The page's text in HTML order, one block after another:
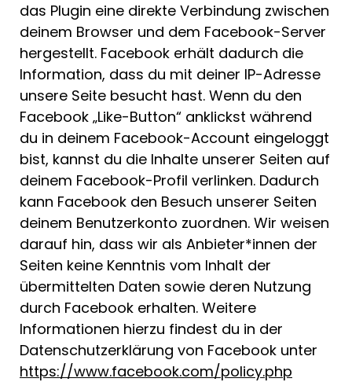
das Plugin eine direkte Verbindung zwischen
deinem Browser und dem Facebook-Server
hergestellt. Facebook erhält dadurch die
Information, dass du mit deiner IP-Adresse
unsere Seite besucht hast. Wenn du den
Facebook „Like-Button“ anklickst während
du in deinem Facebook-Account eingeloggt
bist, kannst du die Inhalte unserer Seiten auf
deinem Facebook-Profil verlinken. Dadurch
kann Facebook den Besuch unserer Seiten
deinem Benutzerkonto zuordnen. Wir weisen
darauf hin, dass wir als Anbieter*innen der
Seiten keine Kenntnis vom Inhalt der
übermittelten Daten sowie deren Nutzung
durch Facebook erhalten. Weitere
Informationen hierzu findest du in der
Datenschutzerklärung von Facebook unter
https://www.facebook.com/policy.php